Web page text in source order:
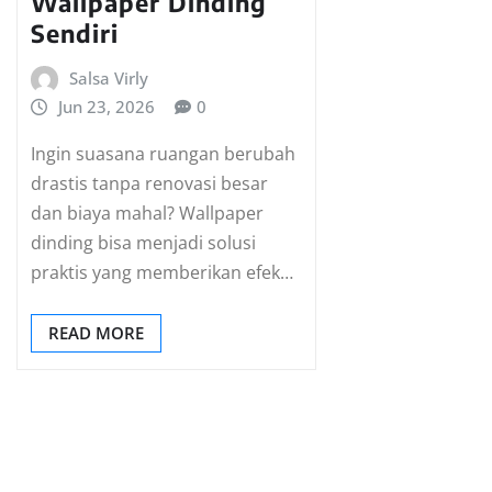
Sendiri
Salsa Virly
Jun 23, 2026
0
Ingin suasana ruangan berubah
drastis tanpa renovasi besar
dan biaya mahal? Wallpaper
dinding bisa menjadi solusi
praktis yang memberikan efek…
READ MORE